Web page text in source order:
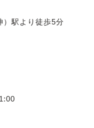
）駅より徒歩5分